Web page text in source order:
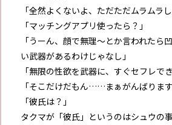
「全然よくないよ、ただただムラムラ
「マッチングアプリ使ったら？」
「うーん、顔で無理～とか言われた
い武器があるわけじゃなし」
「無限の性欲を武器に、すぐセフレで
「そこだけだもん……まぁがんばります
「彼氏は？」
タクマが「彼氏」というのはシュウの事